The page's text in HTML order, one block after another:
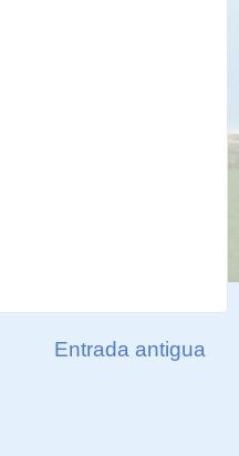
Entrada antigua